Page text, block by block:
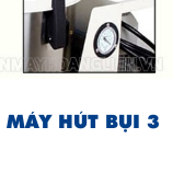
MÁY HÚT BỤI 3